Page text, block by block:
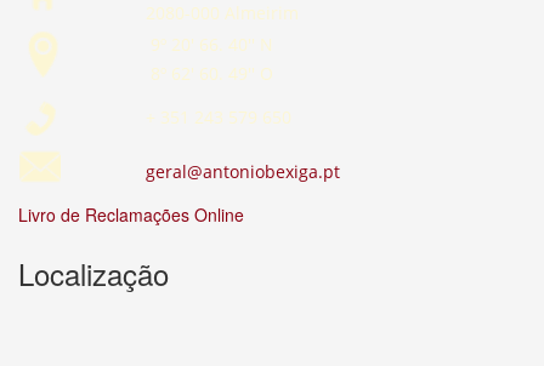
2080-000 Almeirim
9º 20' 66. 40'' N
8º 62' 60. 49'' O
+ 351 243 579 650
geral@antoniobexiga.pt
Livro de Reclamações Online
Localização